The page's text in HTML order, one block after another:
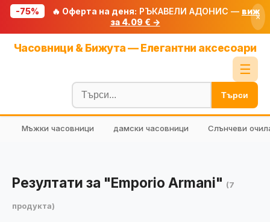
-75% 🔥 Оферта на деня: РЪКАВЕЛИ АДОНИС — виж
за 4.09 € →
×
Часовници & Бижута — Елегантни аксесоари
☰
Блог
🧮 Калкулатори
🔍 Намери продукт
Търси
Мъжки часовници дамски часовници Слънчеви
Резултати за "Emporio Armani" (7
продукта)